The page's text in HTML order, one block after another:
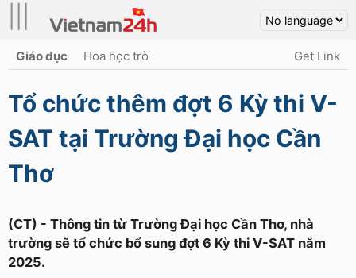
Giáo dục Hoa học trò Get Link
Tổ chức thêm đợt 6 Kỳ thi V-
SAT tại Trường Đại học Cần
Thơ
(CT) - Thông tin từ Trường Đại học Cần Thơ, nhà
trường sẽ tổ chức bổ sung đợt 6 Kỳ thi V-SAT năm
2025.